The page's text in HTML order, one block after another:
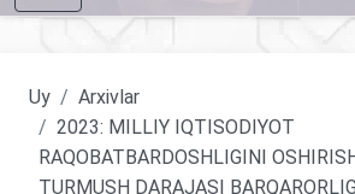
Uy
Arxivlar
2023: MILLIY IQTISODIYOT
RAQOBATBARDOSHLIGINI
TURMUSH DARAJASI